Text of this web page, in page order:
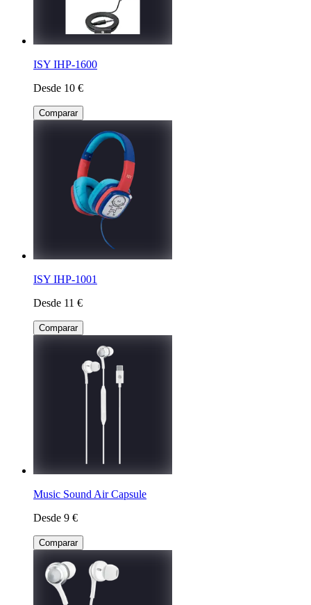
ISY IHP-1600
Desde 10 €
Comparar
ISY IHP-1001
Desde 11 €
Comparar
Music Sound Air Capsule
Desde 9 €
Comparar